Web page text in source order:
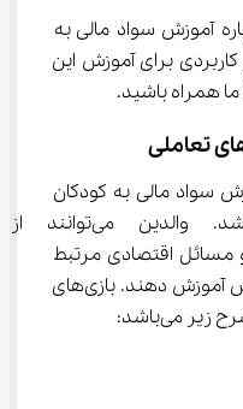
آموزش سواد مالی به
به سراغ روش‌های کاربردی برای آموزش این
تعاملی
برای آموزش سواد مالی به کودکان
بازی کردن با آن‌ها می‌باشد.
مسائل اقتصادی مرتبط
است این مهارت را به کودک خویش آموزش دهند. بازی‌های
می‌باشد: